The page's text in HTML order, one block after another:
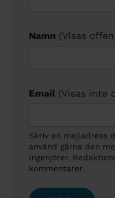
Namn (Visas
Email (Visas inte
Skriv en mejladress
använd gärna den
Ingenjörer.
kommentarer.